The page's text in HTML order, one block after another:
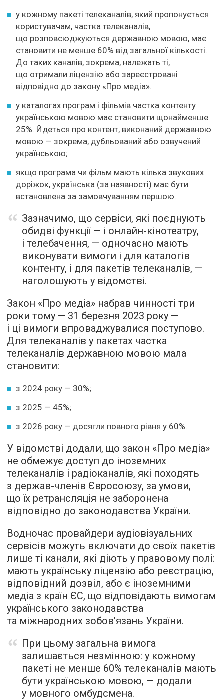
у кожному пакеті телеканалів, який пропонується
користувачам, частка телеканалів,
що розповсюджуються державною мовою, має
становити не менше 60% від загальної кількості.
До таких каналів, зокрема, належать ті,
що отримали ліцензію або зареєстровані
відповідно до закону «Про медіа».
у каталогах програм і фільмів частка контенту
українською мовою має становити щонайменше
25%. Йдеться про контент, виконаний державною
мовою — зокрема, дубльований або озвучений
українською;
якщо програма чи фільм мають кілька звукових
доріжок, українська (за наявності) має бути
встановлена за замовчуванням першою.
Зазначимо, що сервіси, які поєднують
обидві функції — і онлайн-кінотеатру,
і телебачення, — одночасно мають
виконувати вимоги і для каталогів
контенту, і для пакетів телеканалів, —
наголошують у відомстві.
Закон «Про медіа» набрав чинності три
роки тому — 31 березня 2023 року —
і ці вимоги впроваджувалися поступово.
Для телеканалів у пакетах частка
телеканалів державною мовою мала
становити:
з 2024 року — 30%;
з 2025 — 45%;
з 2026 року — досягли повного рівня у 60%.
У відомстві додали, що закон «Про медіа»
не обмежує доступ до іноземних
телеканалів і радіоканалів, які походять
з держав-членів Євросоюзу, за умови,
що їх ретрансляція не заборонена
відповідно до законодавства України.
Водночас провайдери аудіовізуальних
сервісів можуть включати до своїх пакетів
лише ті канали, які діють у правовому полі:
мають українську ліцензію або реєстрацію,
відповідний дозвіл, або є іноземними
медіа з країн ЄС, що відповідають вимогам
українського законодавства
та міжнародних зобов’язань України.
При цьому загальна вимога
залишається незмінною: у кожному
пакеті не менше 60% телеканалів мають
бути українською мовою, — додали
у мовного омбудсмена.